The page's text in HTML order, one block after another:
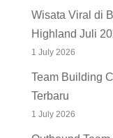
Wisata Viral di
Highland Juli
1 July 2026
Team Building
Terbaru
1 July 2026